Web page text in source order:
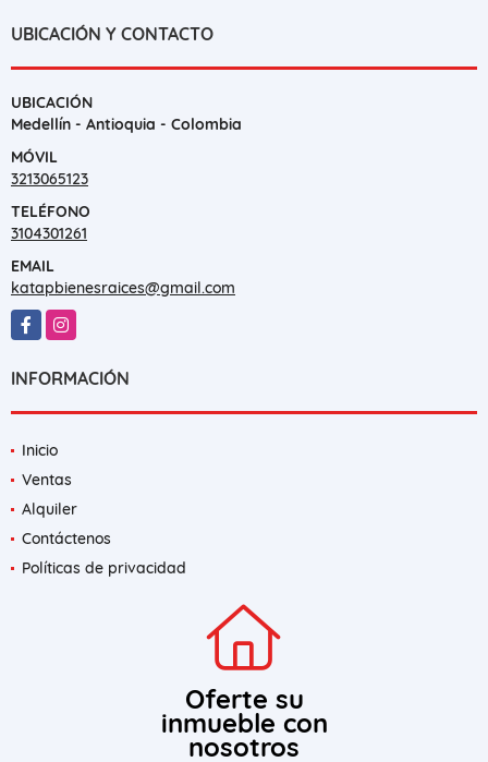
UBICACIÓN Y CONTACTO
UBICACIÓN
Medellín - Antioquia - Colombia
MÓVIL
3213065123
TELÉFONO
3104301261
EMAIL
katapbienesraices@gmail.com
FacebookInstagram
INFORMACIÓN
Inicio
Ventas
Alquiler
Contáctenos
Políticas de privacidad
Oferte su
inmueble con
nosotros